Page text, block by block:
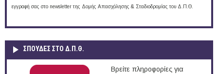
εγγραφή σας στο newsletter της Δομής Απασχόλησης & Σταδιοδρομίας του Δ.Π.Θ.
ΣΠΟΥΔΈΣ ΣΤΟ Δ.Π.Θ.
Βρείτε πληροφορίες για